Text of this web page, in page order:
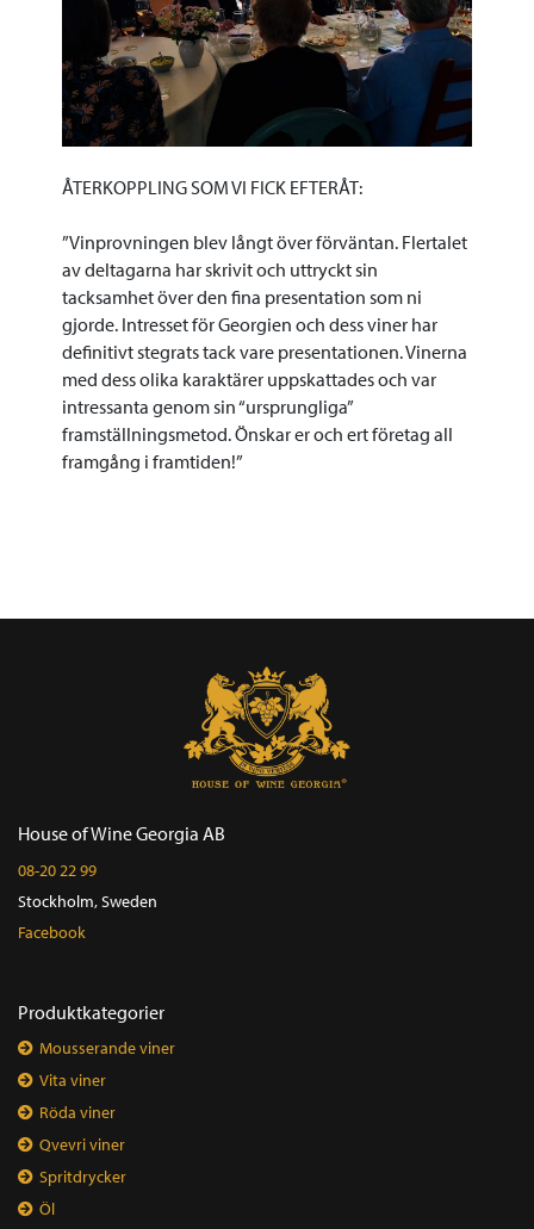
ÅTERKOPPLING SOM VI FICK EFTERÅT:
”Vinprovningen blev långt över förväntan. Flertalet
av deltagarna har skrivit och uttryckt sin
tacksamhet över den fina presentation som ni
gjorde. Intresset för Georgien och dess viner har
definitivt stegrats tack vare presentationen. Vinerna
med dess olika karaktärer uppskattades och var
intressanta genom sin “ursprungliga”
framställningsmetod. Önskar er och ert företag all
framgång i framtiden!”
House of Wine Georgia AB
08-20 22 99
Stockholm, Sweden
Facebook
Produktkategorier
Mousserande viner
Vita viner
Röda viner
Qvevri viner
Spritdrycker
Öl